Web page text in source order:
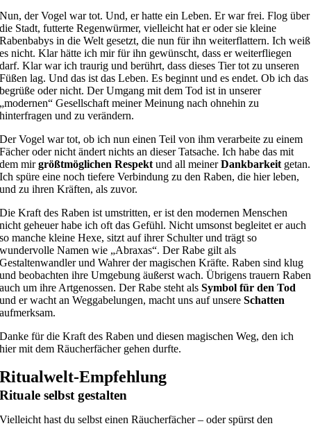
Nun, der Vogel war tot. Und, er hatte ein Leben. Er war frei. Flog über
die Stadt, futterte Regenwürmer, vielleicht hat er oder sie kleine
Rabenbabys in die Welt gesetzt, die nun für ihn weiterflattern. Ich weiß
es nicht. Klar hätte ich mir für ihn gewünscht, dass er weiterfliegen
darf. Klar war ich traurig und berührt, dass dieses Tier tot zu unseren
Füßen lag. Und das ist das Leben. Es beginnt und es endet. Ob ich das
begrüße oder nicht. Der Umgang mit dem Tod ist in unserer
„modernen“ Gesellschaft meiner Meinung nach ohnehin zu
hinterfragen und zu verändern.
Der Vogel war tot, ob ich nun einen Teil von ihm verarbeite zu einem
Fächer oder nicht ändert nichts an dieser Tatsache.Ich habe das mit
dem mirgrößtmöglichen Respekt und all meinerDankbarkeit getan.
Ich spüre eine noch tiefere Verbindung zu den Raben, die hier leben,
und zu ihren Kräften, als zuvor.
Die Kraft des Raben ist umstritten, er ist den modernen Menschen
nicht geheuer habe ich oft das Gefühl. Nicht umsonst begleitet er auch
so manche kleine Hexe, sitzt auf ihrer Schulter und trägt so
wundervolle Namen wie „Abraxas“.Der Rabe gilt als
Gestaltenwandler und Wahrer der magischen Kräfte. Raben sind klug
und beobachten ihre Umgebung äußerst wach. Übrigens trauern Raben
auch um ihre Artgenossen. Der Rabe steht alsSymbol für den Tod
und er wacht an Weggabelungen, macht uns auf unsereSchatten
aufmerksam.
Danke für die Kraft des Raben und diesen magischen Weg, den ich
hier mit dem Räucherfächer gehen durfte.
Ritualwelt-Empfehlung
Rituale selbst gestalten
Vielleicht hast du selbst einen Räucherfächer – oder spürst den